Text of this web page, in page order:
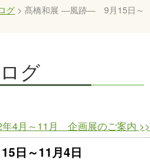
グ > 髙橋和展 ―風跡― 9月15日～
グ
年4月～11月 企画展のご案内 >>
日～11月4日